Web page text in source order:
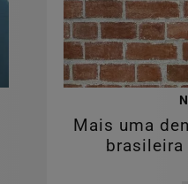
Mais uma
brasileira